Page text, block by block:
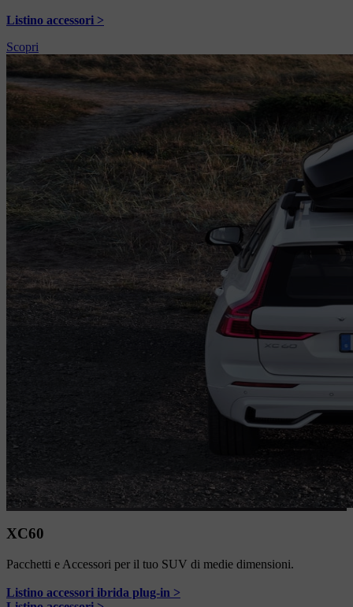
Listino accessori >
Scopri
XC60
Pacchetti e Accessori per il tuo SUV di medie dimensioni.
Listino accessori ibrida plug-in >